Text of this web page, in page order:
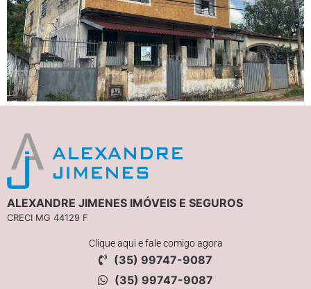
ALEXANDRE JIMENES IMÓVEIS E SEGUROS
CRECI MG 44129 F
Clique aqui e fale comigo agora
(35) 99747-9087
(35) 99747-9087